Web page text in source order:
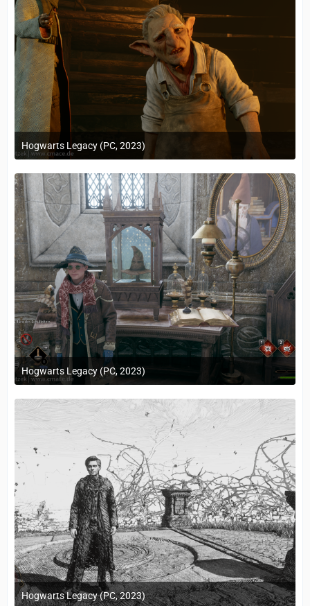
Hogwarts Legacy (PC, 2023)
24. Februar 2023 um 10:12
Hogwarts Legacy (PC, 2023)
24. Februar 2023 um 10:12
Hogwarts Legacy (PC, 2023)